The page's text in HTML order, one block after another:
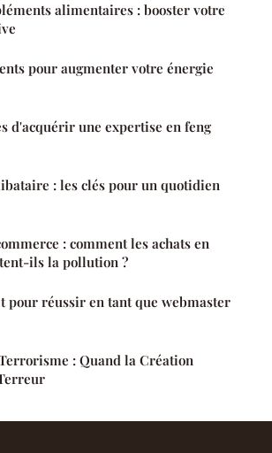
alimentaires : booster votre
pour augmenter votre énergie
d'acquérir une expertise en feng
: les clés pour un quotidien
: comment les achats en
ils la pollution ?
pour réussir en tant que webmaster
: Quand la Création